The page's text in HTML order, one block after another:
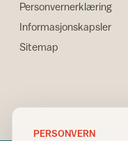
Personvernerklæring
Informasjonskapsler
Sitemap
PERSONVERN